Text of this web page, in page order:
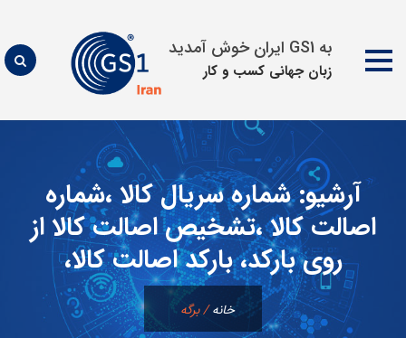
به GS1 ایران خوش آمدید
زبان جهانی كسب و كار
محتوا آرشیو:شماره سریال کالا ،شماره
اصالت کالا ،تشخیص اصالت کالا از
روی بارکد، بارکد اصالت کالا،
خانه/برگه